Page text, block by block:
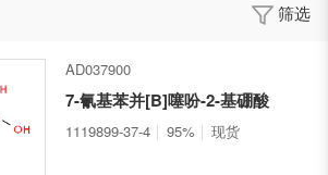
筛选
AD037900
7-氰基苯并[B]噻吩-2-基硼酸
1119899-37-4 95% 现货